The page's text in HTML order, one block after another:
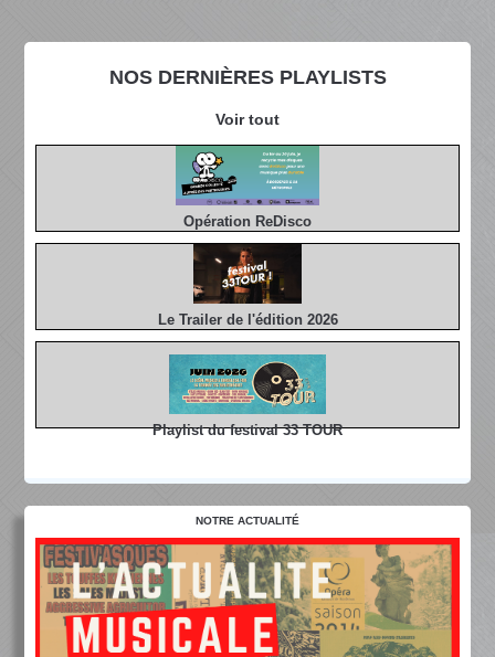
NOS DERNIÈRES PLAYLISTS
Voir tout
Opération ReDisco
Le Trailer de l'édition 2026
Playlist du festival 33 TOUR
NOTRE ACTUALITÉ